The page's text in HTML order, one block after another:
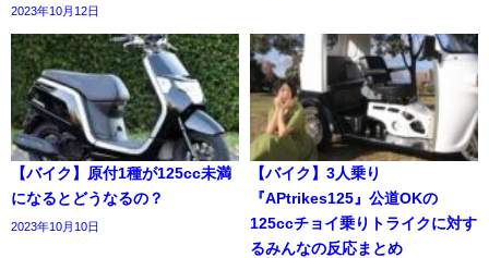
2023年10月12日
【バイク】原付1種が125cc未満
になるとどうなるの？
2023年10月10日
【バイク】3人乗り
『APtrikes125』公道OKの
125ccチョイ乗りトライクに対す
るみんなの反応まとめ